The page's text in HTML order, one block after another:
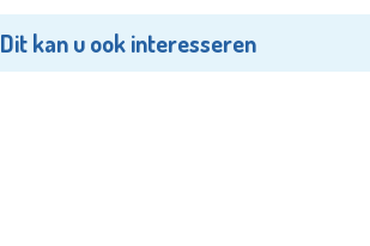
Dit kan u ook interesseren